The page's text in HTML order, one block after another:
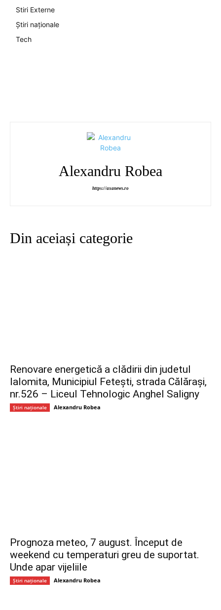
Stiri Externe
Știri naționale
Tech
Alexandru Robea
https://axanews.ro
Din aceiași categorie
Renovare energetică a clădirii din judetul
Ialomita, Municipiul Fetești, strada Călărași,
nr.526 – Liceul Tehnologic Anghel Saligny
Știri naționale Alexandru Robea
Prognoza meteo, 7 august. Început de
weekend cu temperaturi greu de suportat.
Unde apar vijeliile
Știri naționale Alexandru Robea